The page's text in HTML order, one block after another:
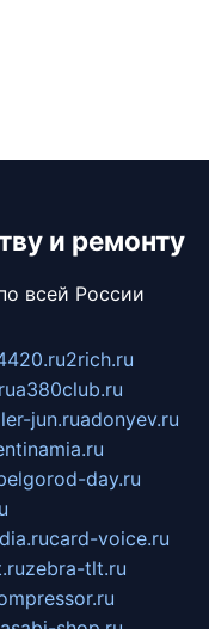
и ремонту
всей России
2rich.ru
a380club.ru
jun.ruadonyev.ru
day.ru
card-voice.ru
zebra-tlt.ru